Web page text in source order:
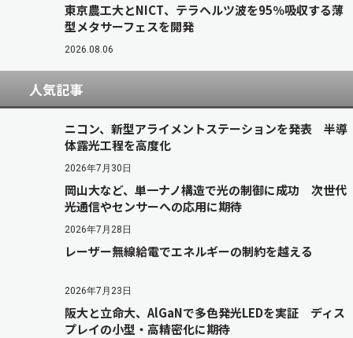
東京農工大とNICT、テラヘルツ波を95％吸収する薄
型メタサーフェスを開発
2026.08.06
人気記事
ニコン、新型アライメントステーションを発表 半導
体露光工程を高度化
2026年7月30日
岡山大など、単一ナノ構造で光の制御に成功 次世代
光通信やセンサーへの応用に期待
2026年7月28日
レーザー無線給電でエネルギーの制約を越える
2026年7月23日
阪大と立命大、AlGaNで多色発光LEDを実証 ディス
プレイの小型・高精密化に期待